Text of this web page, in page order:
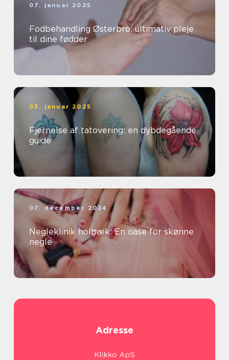
07. januar 2025
Fodbehandling Østerbro: ultimativ pleje
til dine fødder
03. januar 2025
Fjernelse af tatovering: en dybdegående
guide
07. december 2024
Negleklinik holbæk: En oase for skønne
negle
Adresse